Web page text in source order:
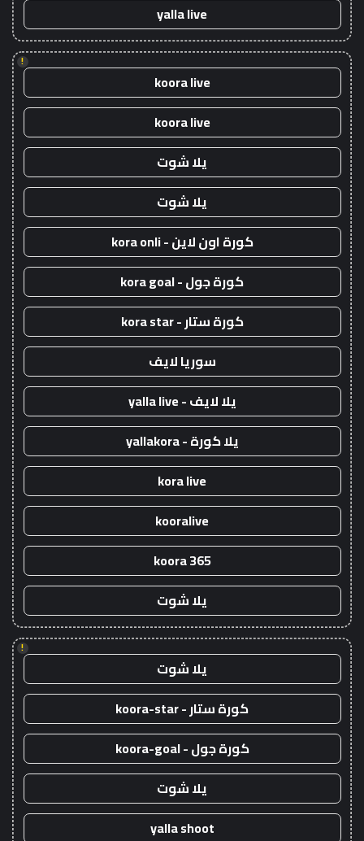
yalla live
!
koora live
koora live
يلا شوت
يلا شوت
كورة اون لاين - kora onli
كورة جول - kora goal
كورة ستار - kora star
سوريا لايف
يلا لايف - yalla live
يلا كورة - yallakora
kora live
kooralive
koora 365
يلا شوت
!
يلا شوت
كورة ستار - koora-star
كورة جول - koora-goal
يلا شوت
yalla shoot